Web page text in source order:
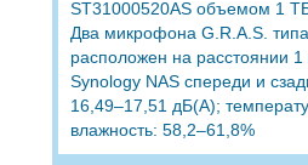
ST31000520AS объемом 1
Два микрофона G.R.A.S.
расположен на расстоянии
Synology NAS спереди и
16,49–17,51 дБ(A);
влажность: 58,2–61,8%